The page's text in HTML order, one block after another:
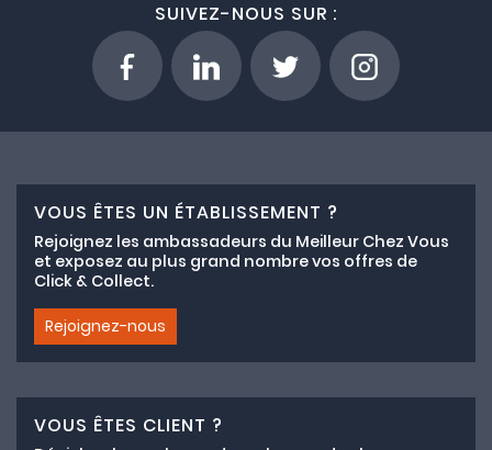
SUIVEZ-NOUS SUR :
VOUS ÊTES UN ÉTABLISSEMENT ?
Rejoignez les ambassadeurs du Meilleur Chez Vous
et exposez au plus grand nombre vos offres de
Click & Collect.
Rejoignez-nous
VOUS ÊTES CLIENT ?